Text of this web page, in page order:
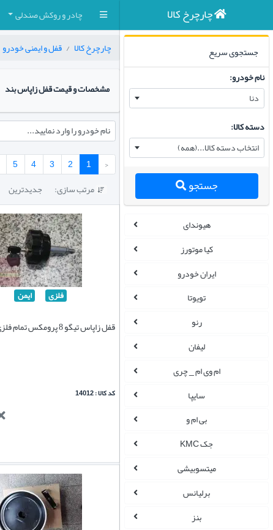
چادر و روکش صندلی چارچرخ کالا
جستجوی سریع
نام خودرو:
دنا
دسته کالا:
انتخاب دسته کالا...(همه)
جستجو
هیوندای
کیا موتورز
ایران خودرو
تویوتا
رنو
لیفان
ام وی ام _ چری
سایپا
بی ام و
جک KMC
میتسوبیشی
برلیانس
بنز
چارچرخ کالا قفل و ایمنی خودرو
مشخصات و قیمت قفل زاپاس بند
نام خودرو را وارد نمایید...
‹
1
2
3
4
5
 مرتب سازی: جدیدترین
فلزی ایمن
قفل زاپاس تیگو 8 پرومکس تمام فلزی وارداتی
کد کالا : 14012